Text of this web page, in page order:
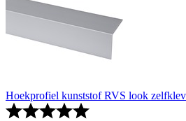
Hoekprofiel kunststof RVS look